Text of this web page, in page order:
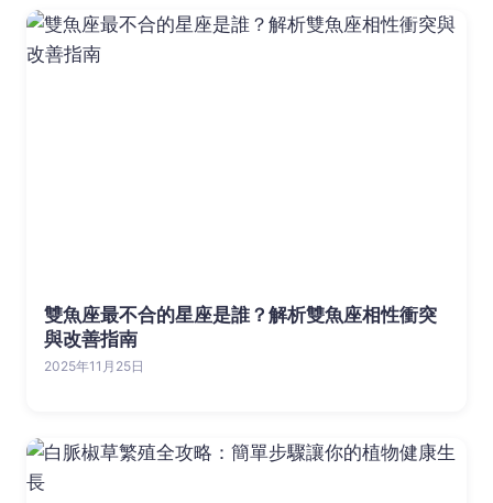
雙魚座最不合的星座是誰？解析雙魚座相性衝突
與改善指南
2025年11月25日